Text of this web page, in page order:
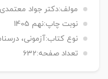
مولف:دکتر جواد معتمدی
نوبت چاپ:نهم 1405
نوع کتاب:آزمونی،
تعداد صفحه:632